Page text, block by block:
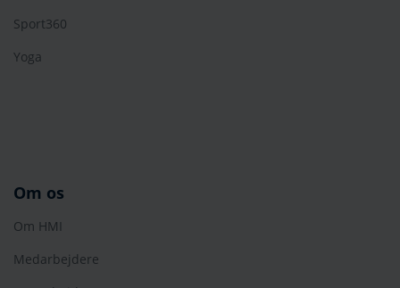
Sport360
Yoga
Om os
Om HMI
Medarbejdere